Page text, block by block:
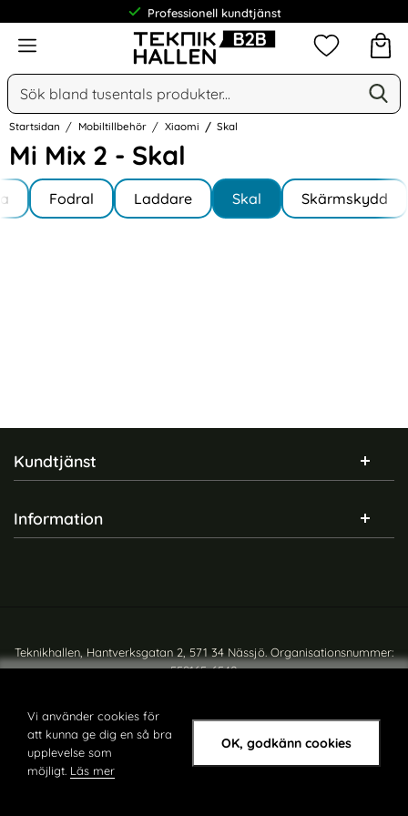
Vi använder cookies för
att kunna ge dig en så bra
upplevelse som
möjligt. Läs mer
OK, godkänn cookies
Professionell kundtjänst
Meny
Sök
Sök på Narse Group AB
Mina
Startsidan Mobiltillbehör Xiaomi Skal
Mi Mix 2 - Skal
Hoppa
till
produkter
Underkategorier
Fodral Laddare Skal Skärmskydd
Sidfot Blandad info och länkar
Kundtjänst
Information
Teknikhallen, Hantverksgatan 2, 571 34 Nässjö. Organisationsnummer:
559165-6540